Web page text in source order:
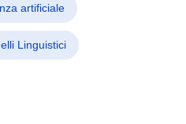
artificiale
Linguistici